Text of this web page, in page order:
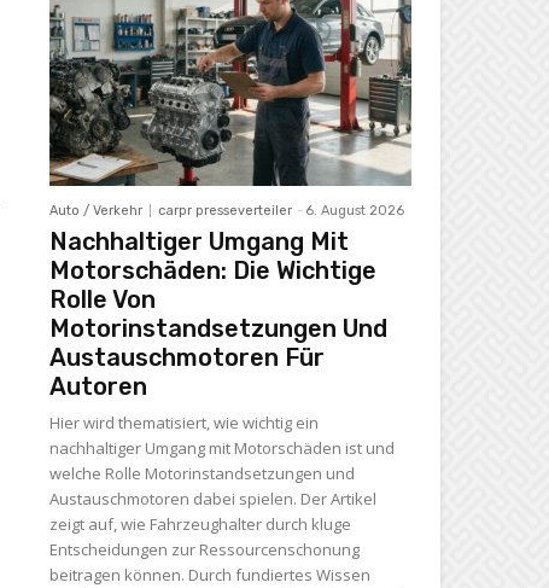
Auto / Verkehr carpr presseverteiler - 6. August 2026
Nachhaltiger Umgang Mit
Motorschäden: Die Wichtige
Rolle Von
Motorinstandsetzungen Und
Austauschmotoren Für
Autoren
Hier wird thematisiert, wie wichtig ein
nachhaltiger Umgang mit Motorschäden ist und
welche Rolle Motorinstandsetzungen und
Austauschmotoren dabei spielen. Der Artikel
zeigt auf, wie Fahrzeughalter durch kluge
Entscheidungen zur Ressourcenschonung
beitragen können. Durch fundiertes Wissen